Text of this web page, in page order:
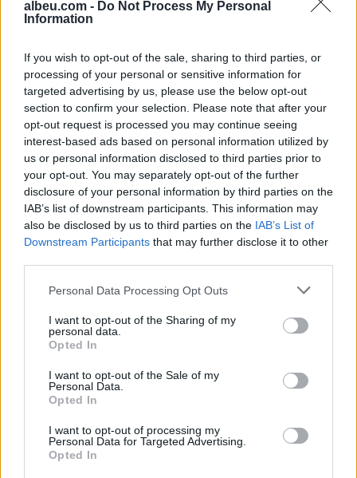
albeu.com - Do Not Process My Personal
Information
If you wish to opt-out of the sale, sharing to third parties, or
processing of your personal or sensitive information for
targeted advertising by us, please use the below opt-out
section to confirm your selection. Please note that after your
opt-out request is processed you may continue seeing
interest-based ads based on personal information utilized by
us or personal information disclosed to third parties prior to
your opt-out. You may separately opt-out of the further
disclosure of your personal information by third parties on the
IAB’s list of downstream participants. This information may
also be disclosed by us to third parties on the IAB’s List of
Downstream Participants that may further disclose it to other
Personal Data Processing Opt Outs
I want to opt-out of the Sharing of my
personal data.
Opted In
I want to opt-out of the Sale of my
Personal Data.
Opted In
I want to opt-out of processing my
Personal Data for Targeted Advertising.
Opted In
Tags:
Berisha , Chris LaCivita , drejtuesi ,
fushatës , Trump
Rosales Rodriguez,
“Kimisti” kolumbian do të
laboratorin e Frakullës
të madh automjetesh,
shqiptar